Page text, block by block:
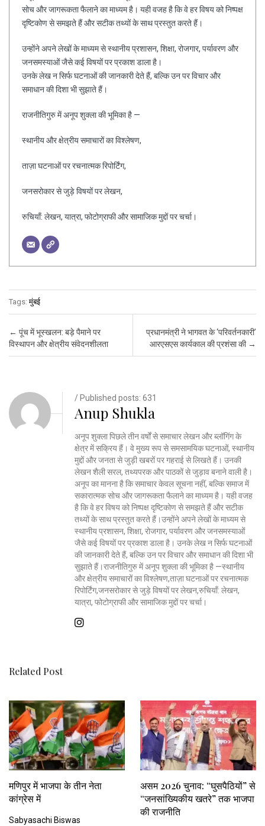
सोच और जागरूकता फैलाने का माध्यम है। यही वजह है कि वे हर विषय को निष्पक्ष
दृष्टिकोण से समझते हैं और सटीक तथ्यों के साथ प्रस्तुत करते हैं।
उन्होंने अपने लेखों के माध्यम से स्थानीय प्रशासन, शिक्षा, रोजगार, पर्यावरण और
जनसमस्याओं जैसे कई विषयों पर प्रकाश डाला है।
उनके लेख न सिर्फ घटनाओं की जानकारी देते हैं, बल्कि उन पर विचार और
समाधान की दिशा भी सुझाते हैं।
राजनीतिगुरु में अनूप शुक्ला की भूमिका है —
स्थानीय और क्षेत्रीय समाचारों का विश्लेषण,
ताज़ा घटनाओं पर रचनात्मक रिपोर्टिंग,
जनसरोकार से जुड़े विषयों पर लेखन,
रुचियाँ: लेखन, यात्रा, फोटोग्राफी और सामाजिक मुद्दों पर चर्चा।
Tags:मुंबई
Post navigation
← पूंच में भूस्खलन: बड़े पैमाने पर
विस्थापन और क्षेत्रीय संवेदनशीलता
प्रधानमंत्री ने भागवत के ‘परिवर्तनकारी’
आरएसएस कार्यकाल की प्रशंसा की →
/ Published posts: 631
Anup Shukla
अनूप शुक्ला पिछले तीन वर्षों से समाचार लेखन और ब्लॉगिंग के
क्षेत्र में सक्रिय हैं। वे मुख्य रूप से समसामयिक घटनाओं, स्थानीय
मुद्दों और जनता से जुड़ी खबरों पर गहराई से लिखते हैं। उनकी
लेखन शैली सरल, तथ्यपरक और पाठकों से जुड़ाव बनाने वाली है।
अनूप का मानना है कि समाचार केवल सूचना नहीं, बल्कि समाज में
सकारात्मक सोच और जागरूकता फैलाने का माध्यम है। यही वजह
है कि वे हर विषय को निष्पक्ष दृष्टिकोण से समझते हैं और सटीक
तथ्यों के साथ प्रस्तुत करते हैं।उन्होंने अपने लेखों के माध्यम से
स्थानीय प्रशासन, शिक्षा, रोजगार, पर्यावरण और जनसमस्याओं
जैसे कई विषयों पर प्रकाश डाला है। उनके लेख न सिर्फ घटनाओं
की जानकारी देते हैं, बल्कि उन पर विचार और समाधान की दिशा भी
सुझाते हैं।राजनीतिगुरु में अनूप शुक्ला की भूमिका है —स्थानीय
और क्षेत्रीय समाचारों का विश्लेषण,ताज़ा घटनाओं पर रचनात्मक
रिपोर्टिंग,जनसरोकार से जुड़े विषयों पर लेखन,रुचियाँ: लेखन,
यात्रा, फोटोग्राफी और सामाजिक मुद्दों पर चर्चा।
Related Post
मणिपुर में भाजपा के तीन नेता
कांग्रेस में
Sabyasachi Biswas
असम 2026 चुनाव: “घुसपैठियों” से
“जनसांख्यिकीय खतरे” तक भाजपा
की राजनीति